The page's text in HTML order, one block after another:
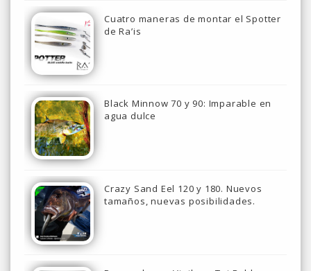
Cuatro maneras de montar el Spotter
de Ra’is
Black Minnow 70 y 90: Imparable en
agua dulce
Crazy Sand Eel 120 y 180. Nuevos
tamaños, nuevas posibilidades.